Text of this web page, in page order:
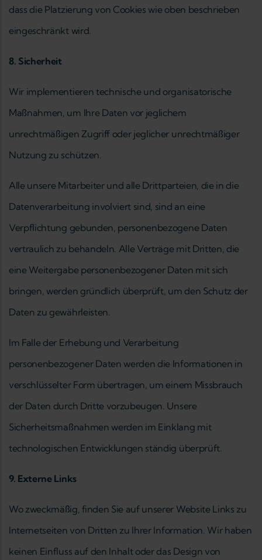
dass die Platzierung von Cookies wie oben beschrieben
eingeschränkt wird.
8. Sicherheit
Wir implementieren technische und organisatorische
Maßnahmen, um Ihre Daten vor jeglichem
unrechtmäßigen Zugriff oder jeglicher unrechtmäßiger
Nutzung zu schützen.
Alle unsere Mitarbeiter und alle Drittparteien, die in die
Datenverarbeitung involviert sind, sind an eine
Verpflichtung gebunden, personenbezogene Daten
vertraulich zu behandeln. Alle Verträge mit Dritten, die
eine Weitergabe personenbezogener Daten mit sich
bringen, werden gründlich überprüft, um den Schutz der
Daten zu gewährleisten.
Im Falle der Erhebung und Verarbeitung
personenbezogener Daten werden die Informationen in
verschlüsselter Form übertragen, um einem Missbrauch
der Daten durch Dritte vorzubeugen. Unsere
Sicherheitsmaßnahmen werden im Einklang mit
technologischen Entwicklungen ständig überprüft.
9. Externe Links
Wo zweckmäßig, finden Sie auf unserer Website Links zu
Internetseiten von Dritten zu Ihrer Information. Wir haben
keinen Einfluss auf den Inhalt oder das Design von